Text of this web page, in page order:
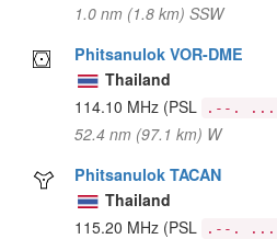
1.0 nm (1.8 km) SSW
Phitsanulok VOR-DME
Thailand
114.10 MHz (PSL .--.
52.4 nm (97.1 km) W
Phitsanulok TACAN
Thailand
115.20 MHz (PSL .--.